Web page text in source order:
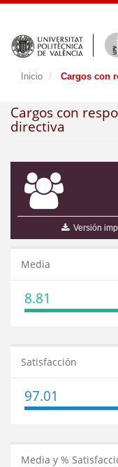
Inicio Cargos con
Cargos con
directiva
Versión
Media
8.81
Satisfacción
97.01
Media y %